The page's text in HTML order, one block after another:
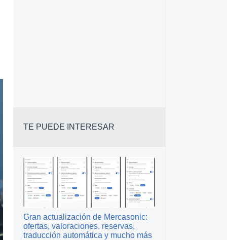
TE PUEDE INTERESAR
Gran actualización de Mercasonic:
ofertas, valoraciones, reservas,
traducción automática y mucho más